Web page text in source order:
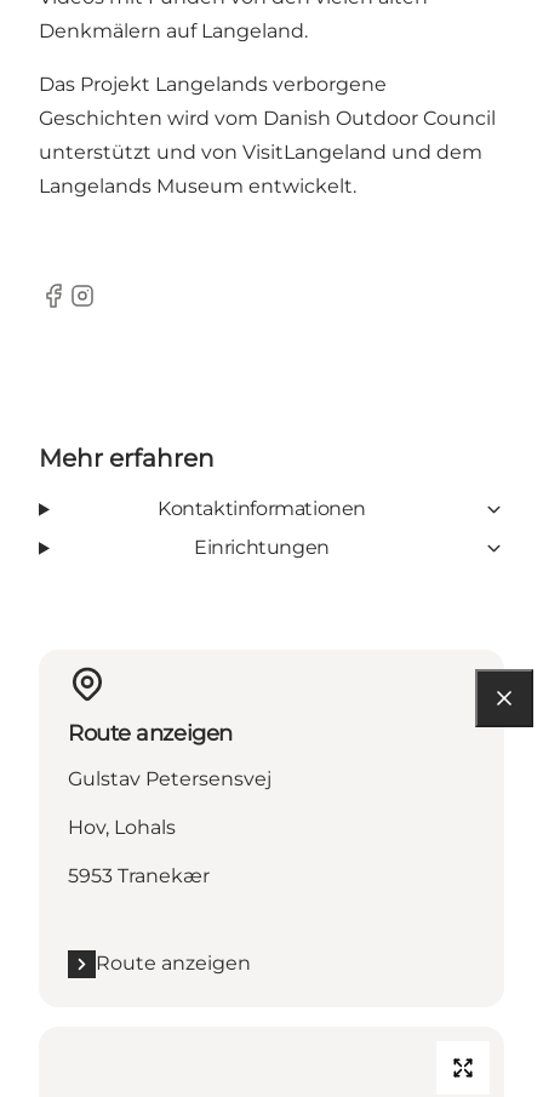
Denkmälern auf Langeland.
Das Projekt Langelands verborgene
Geschichten wird vom Danish Outdoor Council
unterstützt und von VisitLangeland und dem
Langelands Museum entwickelt.
Facebook
Instagram
Mehr erfahren
Kontaktinformationen
Einrichtungen
Route anzeigen
Gulstav Petersensvej
Hov, Lohals
5953 Tranekær
Route anzeigen